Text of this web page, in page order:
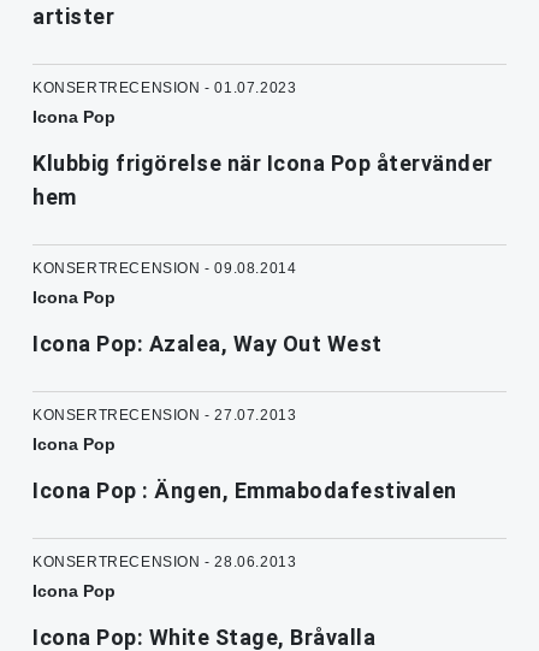
artister
KONSERTRECENSION - 01.07.2023
Icona Pop
Klubbig frigörelse när Icona Pop återvänder
hem
KONSERTRECENSION - 09.08.2014
Icona Pop
Icona Pop: Azalea, Way Out West
KONSERTRECENSION - 27.07.2013
Icona Pop
Icona Pop : Ängen, Emmabodafestivalen
KONSERTRECENSION - 28.06.2013
Icona Pop
Icona Pop: White Stage, Bråvalla